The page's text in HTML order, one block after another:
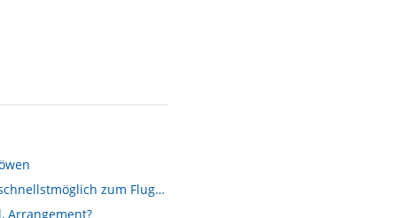
Vom König der Löwen schnellstmöglich zum Flughafen
Arrangement?